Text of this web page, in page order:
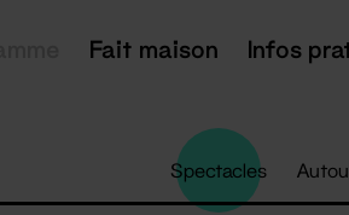
Fait maison Infos
Spectacles